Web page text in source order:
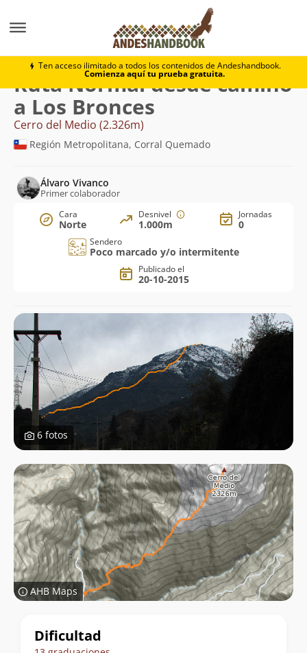
Ten acceso ilimitado a todos los contenidos de Andeshandbook.
Comienza aquí tu prueba gratuita.
Cerro del Medio Normal desde camino a
Ruta Normal desde camino
a Los Bronces
Cerro del Medio (2.326m)
Región Metropolitana, Corral Quemado
Álvaro Vivanco
Primer colaborador
Cara
Norte
Desnivel
1.000m
Jornadas
0
Sendero
Poco marcado y/o intermitente
Publicado el
20-10-2015
6 fotos
AHB Maps
Datos
Dificultad